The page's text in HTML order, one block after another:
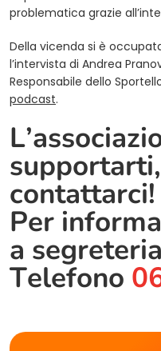
problematica grazie
Della vicenda si è
l’intervista di Andrea
Responsabile dello
podcast.
contattarci!
Per
a
Telefono